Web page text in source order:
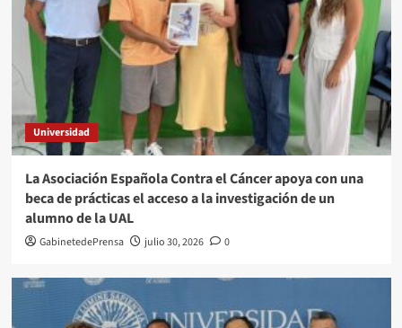
Universidad
La Asociación Española Contra el Cáncer apoya con una
beca de prácticas el acceso a la investigación de un
alumno de la UAL
GabinetedePrensa julio 30, 2026 0